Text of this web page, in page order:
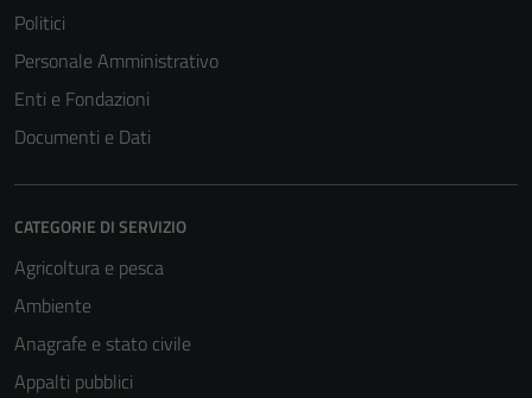
Politici
Personale Amministrativo
Enti e Fondazioni
Documenti e Dati
CATEGORIE DI SERVIZIO
Agricoltura e pesca
Ambiente
Anagrafe e stato civile
Appalti pubblici